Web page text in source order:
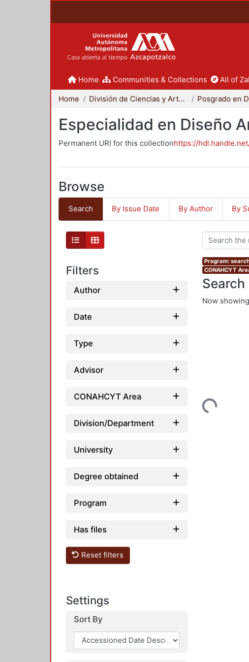
Home Communities & Collections All of
Home División de Ciencias y Artes para el Diseño Posgrado en
Especialidad en Diseño
Permanent URI for this collectionhttps://
Browse
Search By Issue Date By Author By
Filters
Author
Date
Type
Advisor
CONAHCYT Area
Division/Department
University
Degree obtained
Program
Has files
Reset filters
Settings
Sort By
Program:
CONAHCYT
Search
Now showing
Loading...